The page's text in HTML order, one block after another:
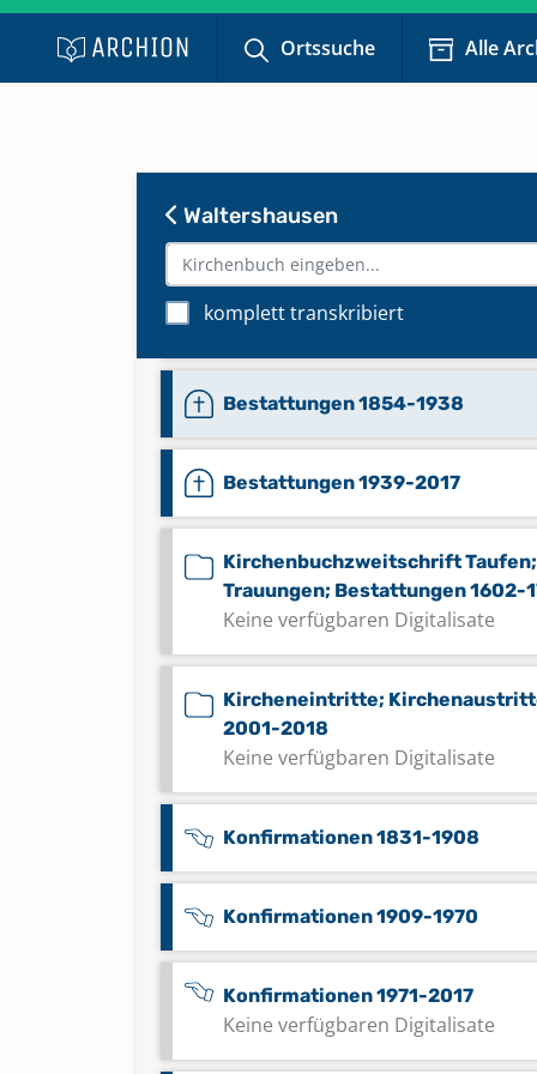
Ortssuche Alle
Waltershausen
komplett transkribiert
Keine verfügbaren Digitalisate
Bestattungen 1738-1810
Bestattungen 1801-1853
Bestattungen 1854-1938
Bestattungen 1939-2017
Kirchenbuchzweitschrift Taufen;
Trauungen; Bestattungen 1602-
Keine verfügbaren Digitalisate
Kircheneintritte;
2001-2018
Keine verfügbaren Digitalisate
Konfirmationen 1831-1908
Konfirmationen 1909-1970
Konfirmationen 1971-2017
Keine verfügbaren Digitalisate